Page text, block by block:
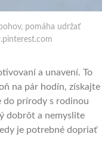
pomáha udržať
a unavení. To
na pár hodín, získajte
do prírody s rodinou
dobrôt a nemyslite
je potrebné dopriať